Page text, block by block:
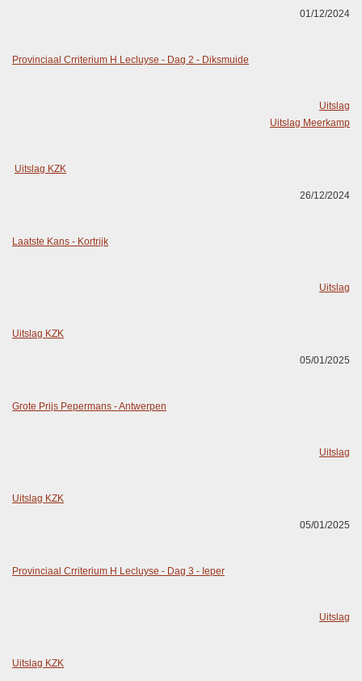
01/12/2024
Provinciaal Crriterium H Lecluyse - Dag 2 - Diksmuide
Uitslag
Uitslag Meerkamp
Uitslag KZK
26/12/2024
Laatste Kans - Kortrijk
Uitslag
Uitslag KZK
05/01/2025
Grote Prijs Pepermans - Antwerpen
Uitslag
Uitslag KZK
05/01/2025
Provinciaal Crriterium H Lecluyse - Dag 3 - Ieper
Uitslag
Uitslag KZK